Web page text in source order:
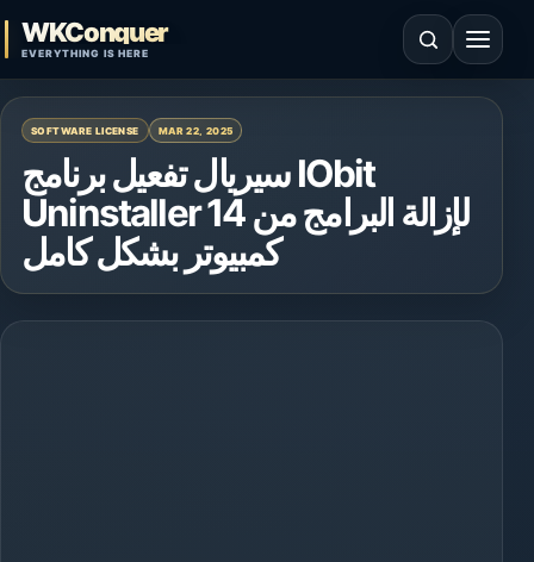
WKConquer
EVERYTHING IS HERE
Open search Open
SOFTWARE LICENSE MAR 22, 2025
سيريال تفعيل برنامج IObit
Uninstaller 14 لإزالة البرامج من
كمبيوتر بشكل كامل